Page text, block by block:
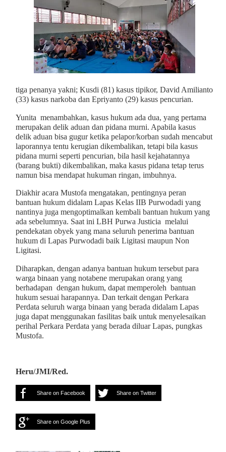
tiga penanya yakni; Kusdi (81) kasus tipikor, David Amilianto
(33) kasus narkoba dan Epriyanto (29) kasus pencurian.
Yunita menambahkan, kasus hukum ada dua, yang pertama
merupakan delik aduan dan pidana murni. Apabila kasus
delik aduan bisa gugur ketika pelapor/korban sudah mencabut
laporannya tentu kerugian dikembalikan, tetapi bila kasus
pidana murni seperti pencurian, bila hasil kejahatannya
(barang bukti) dikembalikan, maka kasus pidana tetap terus
namun bisa mendapat hukuman ringan, imbuhnya.
Diakhir acara Mustofa mengatakan, pentingnya peran
bantuan hukum didalam Lapas Kelas IIB Purwodadi yang
nantinya juga mengoptimalkan kembali bantuan hukum yang
ada sebelumnya. Saat ini LBH Purwa Justicia melalui
pendekatan obyek yang mana seluruh penerima bantuan
hukum di Lapas Purwodadi baik Ligitasi maupun Non
Ligitasi.
Diharapkan, dengan adanya bantuan hukum tersebut para
warga binaan yang notabene merupakan orang yang
berhadapan dengan hukum, dapat memperoleh bantuan
hukum sesuai harapannya. Dan terkait dengan Perkara
Perdata seluruh warga binaan yang berada didalam Lapas
juga dapat menggunakan fasilitas baik untuk menyelesaikan
perihal Perkara Perdata yang berada diluar Lapas, pungkas
Mustofa.
Heru/JMI/Red.
Share on Facebook Share on Twitter
Share on Google Plus